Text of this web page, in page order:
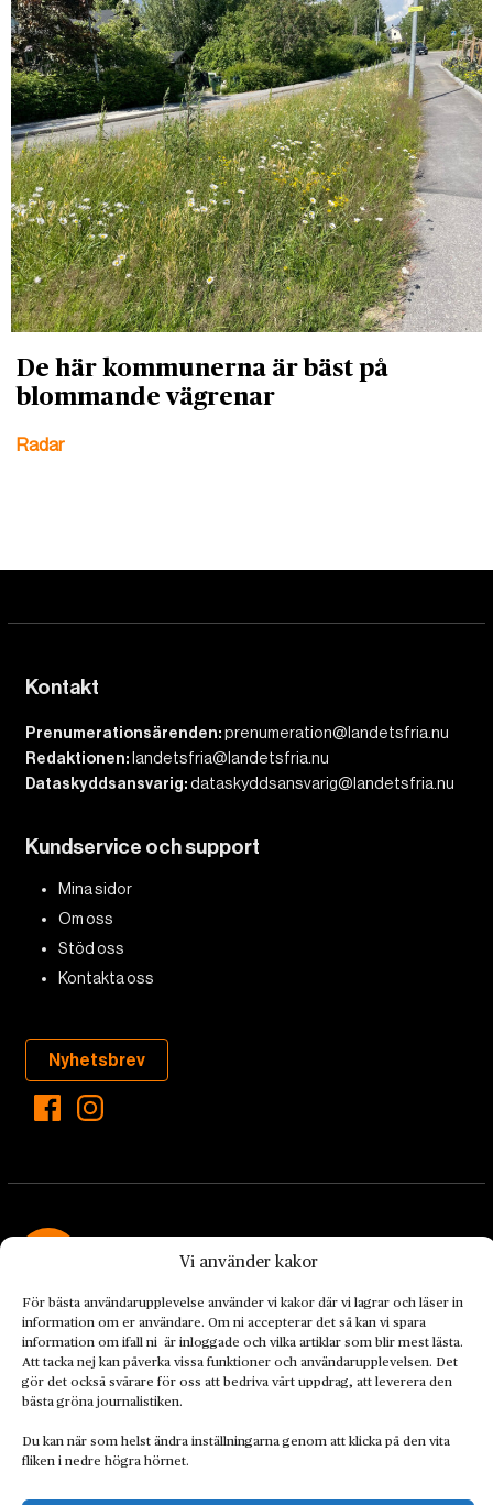
Vi använder kakor
För bästa användarupplevelse använder vi kakor där vi lagrar och läser in
information om er användare. Om ni accepterar det så kan vi spara
information om ifall ni är inloggade och vilka artiklar som blir mest lästa.
Att tacka nej kan påverka vissa funktioner och användarupplevelsen. Det
gör det också svårare för oss att bedriva vårt uppdrag, att leverera den
bästa gröna journalistiken.
Du kan när som helst ändra inställningarna genom att klicka på den vita
fliken i nedre högra hörnet.
De här kommunerna är bäst på
blommande vägrenar
Radar
Kontakt
Prenumerationsärenden:prenumeration@landetsfria.nu
Redaktionen: landetsfria@landetsfria.nu
Dataskyddsansvarig:dataskyddsansvarig@landetsfria.nu
Kundservice och support
Mina sidor
Om oss
Stöd oss
Kontakta oss
Nyhetsbrev
Landets Fria Tidning är en nyhetstidning med bred bevakning av
det viktigaste som händer lokalt och globalt och med fokus på
omställningsrörelsen. En omställning till ett hållbart samhälle går
både via starka och lika rättigheter för alla människor, minskade
ekonomiska och sociala klyftor, samt utrymme för allt levande att
utvecklas och frodas.